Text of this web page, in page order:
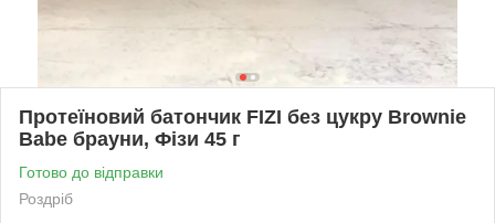
Протеїновий батончик FIZI без цукру Brownie
Babe брауни, Фізи 45 г
Готово до відправки
Роздріб